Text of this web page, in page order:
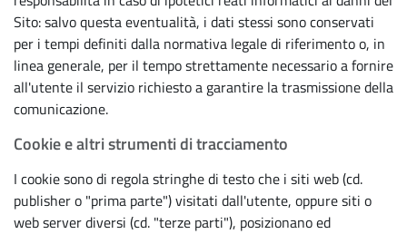
Sito: salvo questa eventualità, i dati stessi sono conservati
per i tempi definiti dalla normativa legale di riferimento o, in
linea generale, per il tempo strettamente necessario a fornire
all'utente il servizio richiesto a garantire la trasmissione della
comunicazione.
Cookie e altri strumenti di tracciamento
I cookie sono di regola stringhe di testo che i siti web (cd.
publisher o "prima parte") visitati dall'utente, oppure siti o
web server diversi (cd. "terze parti"), posizionano ed